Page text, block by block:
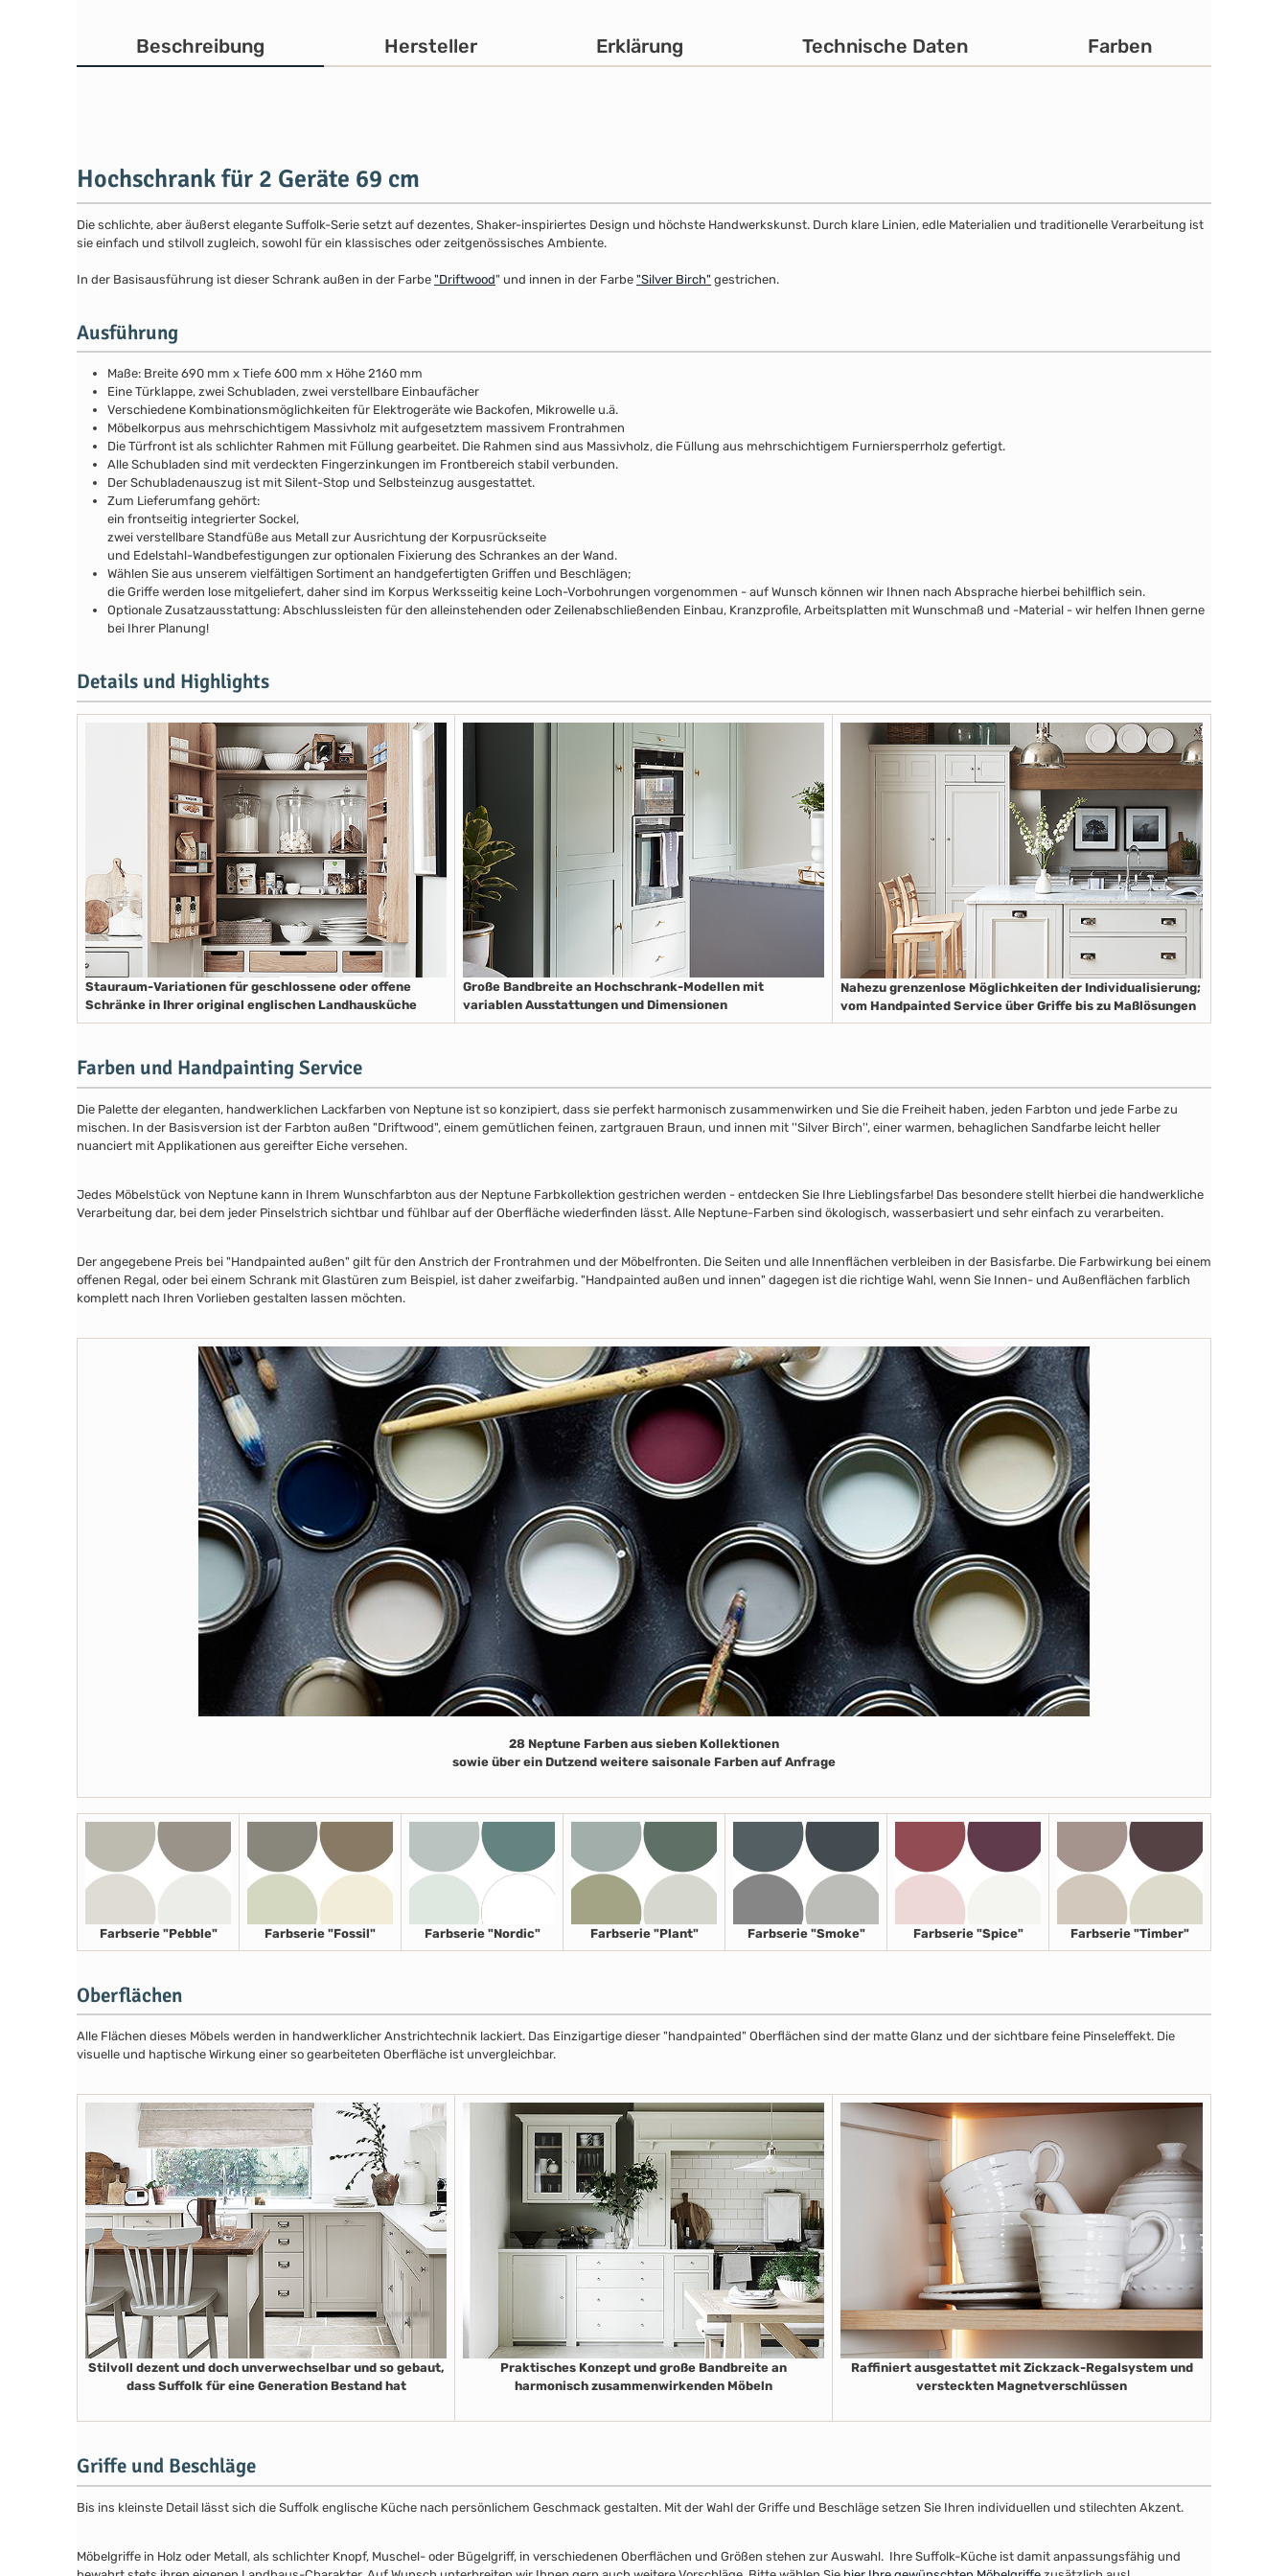
Beschreibung Hersteller Erklärung Technische Daten Farben
Hochschrank für 2 Geräte 69 cm
Die schlichte, aber äußerst elegante Suffolk-Serie setzt auf dezentes, Shaker-inspiriertes Design und höchste Handwerkskunst. Durch klare Linien, edle Materialien und traditionelle Verarbeitung ist
sie einfach und stilvoll zugleich, sowohl für ein klassisches oder zeitgenössisches Ambiente.
In der Basisausführung ist dieser Schrank außen in der Farbe "Driftwood" und innen in der Farbe "Silver Birch" gestrichen.
Ausführung
Maße: Breite 690 mm x Tiefe 600 mm x Höhe 2160 mm
Eine Türklappe, zwei Schubladen, zwei verstellbare Einbaufächer
Verschiedene Kombinationsmöglichkeiten für Elektrogeräte wie Backofen, Mikrowelle u.ä.
Möbelkorpus aus mehrschichtigem Massivholz mit aufgesetztem massivem Frontrahmen
Die Türfront ist als schlichter Rahmen mit Füllung gearbeitet. Die Rahmen sind aus Massivholz, die Füllung aus mehrschichtigem Furniersperrholz gefertigt.
Alle Schubladen sind mit verdeckten Fingerzinkungen im Frontbereich stabil verbunden.
Der Schubladenauszug ist mit Silent-Stop und Selbsteinzug ausgestattet.
Zum Lieferumfang gehört:
ein frontseitig integrierter Sockel,
zwei verstellbare Standfüße aus Metall zur Ausrichtung der Korpusrückseite
und Edelstahl-Wandbefestigungen zur optionalen Fixierung des Schrankes an der Wand.
Wählen Sie aus unserem vielfältigen Sortiment an handgefertigten Griffen und Beschlägen;
die Griffe werden lose mitgeliefert, daher sind im Korpus Werksseitig keine Loch-Vorbohrungen vorgenommen - auf Wunsch können wir Ihnen nach Absprache hierbei behilflich sein.
Optionale Zusatzausstattung: Abschlussleisten für den alleinstehenden oder Zeilenabschließenden Einbau, Kranzprofile, Arbeitsplatten mit Wunschmaß und -Material - wir helfen Ihnen gerne
bei Ihrer Planung!
Details und Highlights
Stauraum-Variationen für geschlossene oder offene
Schränke in Ihrer original englischen Landhausküche
Große Bandbreite an Hochschrank-Modellen mit
variablen Ausstattungen und Dimensionen
Nahezu grenzenlose Möglichkeiten der Individualisierung;
vom Handpainted Service über Griffe bis zu Maßlösungen
Farben und Handpainting Service
Die Palette der eleganten, handwerklichen Lackfarben von Neptune ist so konzipiert, dass sie perfekt harmonisch zusammenwirken und Sie die Freiheit haben, jeden Farbton und jede Farbe zu
mischen. In der Basisversion ist der Farbton außen "Driftwood", einem gemütlichen feinen, zartgrauen Braun, und innen mit ''Silver Birch'', einer warmen, behaglichen Sandfarbe leicht heller
nuanciert mit Applikationen aus gereifter Eiche versehen.
Jedes Möbelstück von Neptune kann in Ihrem Wunschfarbton aus der Neptune Farbkollektion gestrichen werden - entdecken Sie Ihre Lieblingsfarbe! Das besondere stellt hierbei die handwerkliche
Verarbeitung dar, bei dem jeder Pinselstrich sichtbar und fühlbar auf der Oberfläche wiederfinden lässt. Alle Neptune-Farben sind ökologisch, wasserbasiert und sehr einfach zu verarbeiten.
Der angegebene Preis bei "Handpainted außen" gilt für den Anstrich der Frontrahmen und der Möbelfronten. Die Seiten und alle Innenflächen verbleiben in der Basisfarbe. Die Farbwirkung bei einem
offenen Regal, oder bei einem Schrank mit Glastüren zum Beispiel, ist daher zweifarbig. "Handpainted außen und innen" dagegen ist die richtige Wahl, wenn Sie Innen- und Außenflächen farblich
komplett nach Ihren Vorlieben gestalten lassen möchten.
28 Neptune Farben aus sieben Kollektionen
sowie über ein Dutzend weitere saisonale Farben auf Anfrage
Farbserie "Pebble" Farbserie "Fossil" Farbserie "Nordic" Farbserie "Plant" Farbserie "Smoke" Farbserie "Spice" Farbserie "Timber"
Oberflächen
Alle Flächen dieses Möbels werden in handwerklicher Anstrichtechnik lackiert. Das Einzigartige dieser "handpainted" Oberflächen sind der matte Glanz und der sichtbare feine Pinseleffekt. Die
visuelle und haptische Wirkung einer so gearbeiteten Oberfläche ist unvergleichbar.
Stilvoll dezent und doch unverwechselbar und so gebaut,
dass Suffolk für eine Generation Bestand hat
Praktisches Konzept und große Bandbreite an
harmonisch zusammenwirkenden Möbeln
Raffiniert ausgestattet mit Zickzack-Regalsystem und
versteckten Magnetverschlüssen
Griffe und Beschläge
Bis ins kleinste Detail lässt sich die Suffolk englische Küche nach persönlichem Geschmack gestalten. Mit der Wahl der Griffe und Beschläge setzen Sie Ihren individuellen und stilechten Akzent.
Möbelgriffe in Holz oder Metall, als schlichter Knopf, Muschel- oder Bügelgriff, in verschiedenen Oberflächen und Größen stehen zur Auswahl. Ihre Suffolk-Küche ist damit anpassungsfähig und